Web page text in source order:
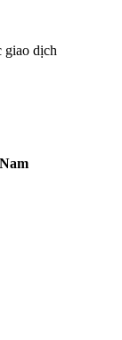
giao dịch